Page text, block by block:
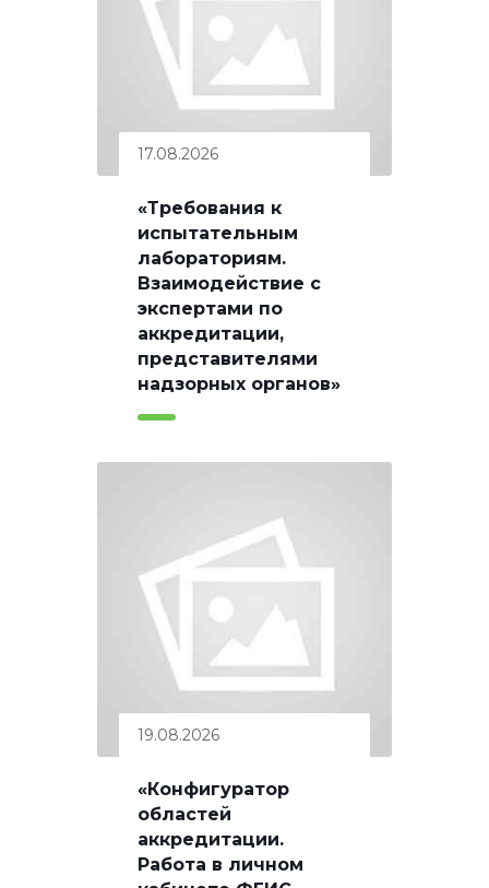
17.08.2026
«Требования к
испытательным
лабораториям.
Взаимодействие с
экспертами по
аккредитации,
представителями
надзорных органов»
19.08.2026
«Конфигуратор
областей
аккредитации.
Работа в личном